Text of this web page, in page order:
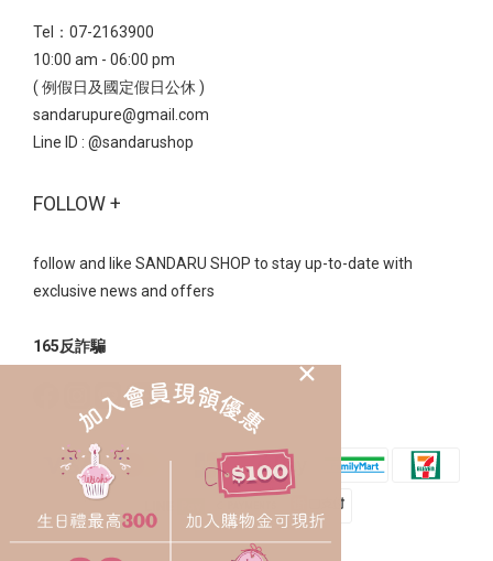
Tel：07-2163900
10:00 am - 06:00 pm
( 例假日及國定假日公休 )
sandarupure@gmail.com
Line ID : @sandarushop
FOLLOW +
follow and like SANDARU SHOP to stay up-to-date with
exclusive news and offers
165反詐騙